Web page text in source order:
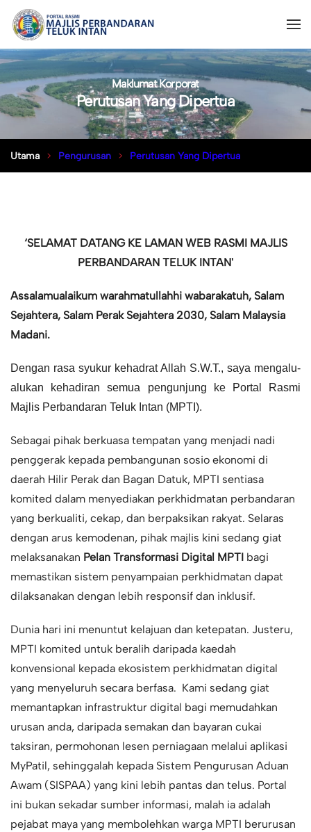
Maklumat Korporat
Perutusan Yang Dipertua
Utama Pengurusan Perutusan Yang Dipertua
‘SELAMAT DATANG KE LAMAN WEB RASMI MAJLIS
PERBANDARAN TELUK INTAN'
Assalamualaikum warahmatullahhi wabarakatuh, Salam
Sejahtera, Salam Perak Sejahtera 2030, Salam Malaysia
Madani.
Dengan rasa syukur kehadrat Allah S.W.T., saya mengalu-
alukan kehadiran semua pengunjung ke Portal Rasmi
Majlis Perbandaran Teluk Intan (MPTI).
Sebagai pihak berkuasa tempatan yang menjadi nadi
penggerak kepada pembangunan sosio ekonomi di
daerah Hilir Perak dan Bagan Datuk, MPTI sentiasa
komited dalam menyediakan perkhidmatan perbandaran
yang berkualiti, cekap, dan berpaksikan rakyat. Selaras
dengan arus kemodenan, pihak majlis kini sedang giat
melaksanakan Pelan Transformasi Digital MPTI bagi
memastikan sistem penyampaian perkhidmatan dapat
dilaksanakan dengan lebih responsif dan inklusif.
Dunia hari ini menuntut kelajuan dan ketepatan. Justeru,
MPTI komited untuk beralih daripada kaedah
konvensional kepada ekosistem perkhidmatan digital
yang menyeluruh secara berfasa. Kami sedang giat
memantapkan infrastruktur digital bagi memudahkan
urusan anda, daripada semakan dan bayaran cukai
taksiran, permohonan lesen perniagaan melalui aplikasi
MyPatil, sehinggalah kepada Sistem Pengurusan Aduan
Awam (SISPAA) yang kini lebih pantas dan telus. Portal
ini bukan sekadar sumber informasi, malah ia adalah
pejabat maya yang membolehkan warga MPTI berurusan